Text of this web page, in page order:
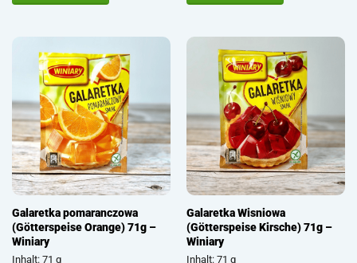
Galaretka pomaranczowa
(Götterspeise Orange) 71g –
Winiary
Inhalt: 71 g
Galaretka Wisniowa
(Götterspeise Kirsche) 71g –
Winiary
Inhalt: 71 g